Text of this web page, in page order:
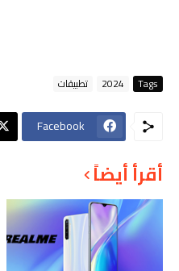
Tags
2024 تطبيقات
Facebook
أقرأ أيضاً